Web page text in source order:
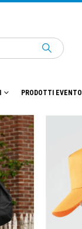
PRODOTTI EVENTO